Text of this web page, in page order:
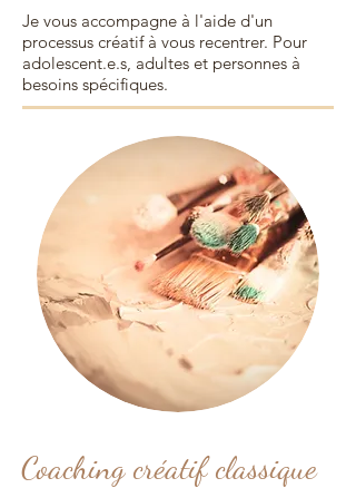
Je vous accompagne à l'aide d'un
processus créatif à vous recentrer. Pour
adolescent.e.s, adultes et personnes à
besoins spécifiques.
Coachingcréatif classique